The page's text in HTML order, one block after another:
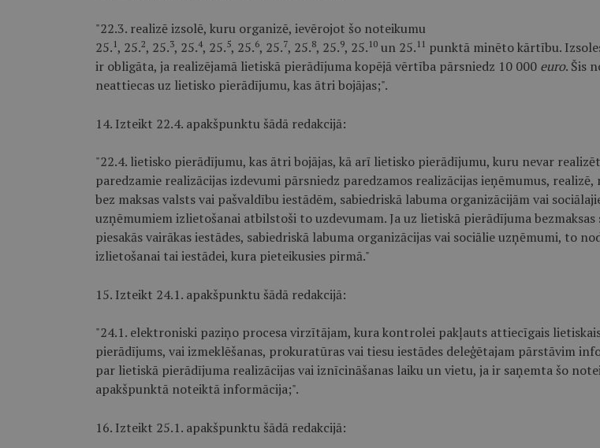
"22.3. realizē izsolē, kuru organizē, ievērojot šo noteikumu
25. 1 , 25.2, 25.3, 25.4, 25.5, 25.6, 25.7, 25.8, 25.9, 25. 10un 25. 11 punktā minēto kārtību.
ir obligāta, ja realizējamā lietiskā pierādījuma kopējā vērtība pārsniedz 10 000 euro. Šis
neattiecas uz lietisko pierādījumu, kas ātri bojājas;".
14. Izteikt 22.4. apakšpunktu šādā redakcijā:
"22.4. lietisko pierādījumu, kas ātri bojājas, kā arī lietisko pierādījumu, kuru nevar
paredzamie realizācijas izdevumi pārsniedz paredzamos realizācijas ieņēmumus, realizē,
bez maksas valsts vai pašvaldību iestādēm, sabiedriskā labuma organizācijām vai
uzņēmumiem izlietošanai atbilstoši to uzdevumam. Ja uz lietiskā pierādījuma bezmaksas
piesakās vairākas iestādes, sabiedriskā labuma organizācijas vai sociālie uzņēmumi, to
izlietošanai tai iestādei, kura pieteikusies pirmā."
15. Izteikt 24.1. apakšpunktu šādā redakcijā:
"24.1. elektroniski paziņo procesa virzītājam, kura kontrolei pakļauts attiecīgais
pierādījums, vai izmeklēšanas, prokuratūras vai tiesu iestādes deleģētajam pārstāvim
par lietiskā pierādījuma realizācijas vai iznīcināšanas laiku un vietu, ja ir saņemta šo
apakšpunktā noteiktā informācija;".
16. Izteikt 25.1. apakšpunktu šādā redakcijā: